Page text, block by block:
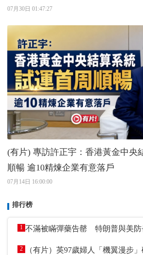
07月30日 01:47:27
(有片) 專訪許正宇：香港黃金中央
順暢 逾10精煉企業有意落戶
07月14日 16:00:00
排行榜
1 不滿被瞞彈藥告罄 特朗普與美防
2 （有片）英97歲婦人「機翼漫步